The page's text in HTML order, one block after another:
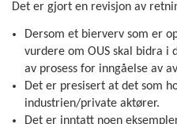
Det er gjort en revisjon av
Dersom et bierverv som er
vurdere om OUS skal bidra
av prosess for inngåelse av
Det er presisert at det som
industrien/private aktører.
Det er inntatt noen